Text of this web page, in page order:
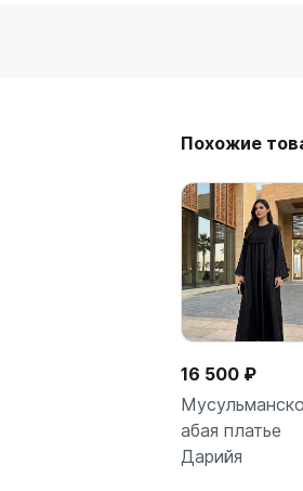
Похожие
В корзину
16 500 ₽
абая платье
Дарийя